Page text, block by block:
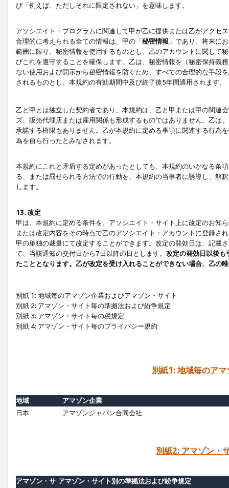
び「例えば、ただしそれに限定されない」を意味します。
アソシエイト・プログラムに関連して甲が乙に提供または乙がアクセ
合理的に考えられる全ての情報は、甲の「秘密情報 」であり、将来に
範囲に限り、秘密情報を使用するものとし、乙のアカウントに関して
びこれを遵守することを確保します。乙は、秘密情報を（秘密保持義
ない使用および開示から秘密情報を防ぐため、すべての合理的な手段
されるものとし、本規約の有効期間中及び終了後5年間適用されます。
乙と甲とは独立した契約者であり、本規約は、乙と甲または甲の関連
ズ、販売代理店または雇用関係も形成するものではありません。乙は
承諾する権限もありません。乙が本規約に定める事項に関連する行為
為を自ら行ったとみなされます。
本規約にこれと矛盾する定めがあったとしても、本規約のいかなる条
る、または罰せられる方法での行動を、本規約の当事者に誘導し、解
します。
13. 改定
甲は、本規約に定める条件を、アソシエイト・サイト上に改定のお知
または改定内容をその時点で乙のアソシエイト・アカウントに登録さ
甲の単独の裁量にて改定することができます。改定の発効日は、記載
て、当該通知の交付日から7日以降の日とします。 改定の発効日以後も
たこととなります。乙が改定を受け入れることができない場合、乙の
別紙 1: 地域毎のアマゾン企業およびアマゾン・サイト
別紙 2: アマゾン・サイト毎の準拠法および紛争規定
別紙 3: アマゾン・サイト毎の税規定
別紙 4: アマゾン・サイト毎のプライバシー規約
別紙1: 地域毎のア
地域
アマゾン企業
日本
アマゾンジャパン合同会社
別紙2: アマゾン・
アマゾン・サ アマゾン・サイト別の準拠法および紛争規定